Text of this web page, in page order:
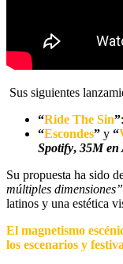
Sus siguientes
“Ride The Sin”
“Escondes” y “
Spotify, 35M en
Su propuesta ha sido
múltiples dimensiones”
latinos y una estética
El magnetismo
los escenarios y